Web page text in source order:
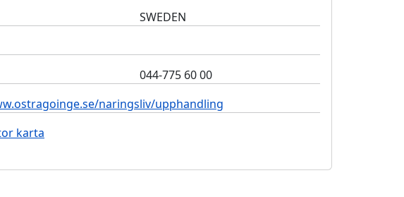
SWEDEN
044-775 60 00
naringsliv/upphandling
karta